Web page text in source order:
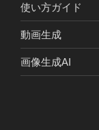
使い方ガイド
動画生成
画像生成AI